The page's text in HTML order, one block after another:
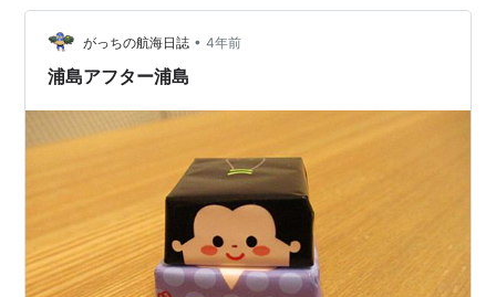
がっちの航海日誌 • 4年前
浦島アフター浦島